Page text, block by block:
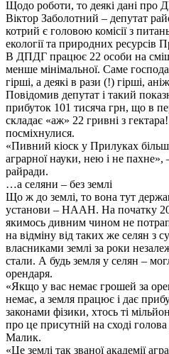
Щодо роботи, то деякі дані про
Віктор Заболотний – депутат
котрий є головою комісії з
екології та природних ресурсів
В ДПДГ працює 22 особи на
менше мінімальної. Саме
гірші, а деякі в рази (!) гірші,
Повідомив депутат і такий
прибуток 101 тисяча грн, що в
складає «аж» 22 гривні з
посміхнулися.
«Пивний кіоск у Прилуках
аграрної науки, нею і не пахне»,
райради.
…а селяни – без землі
Що ж до землі, то вона тут
установи – НААН. На початку
якимось дивним чином не
на відміну від таких же селян з
власниками землі за роки
стали. А будь земля у селян –
орендаря.
«Якщо у вас немає грошей за
немає, а земля працює і дає
законами фізики, хтось ті
про це присутній на сході
Малик.
«Це землі так званої академії